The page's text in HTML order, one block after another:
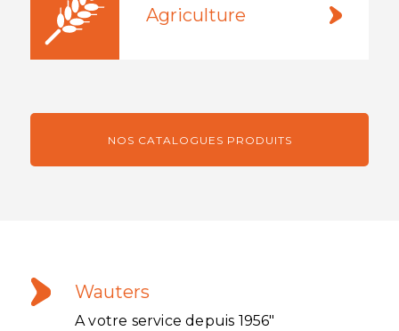
Agriculture
NOS CATALOGUES PRODUITS
Wauters
A votre service depuis 1956"